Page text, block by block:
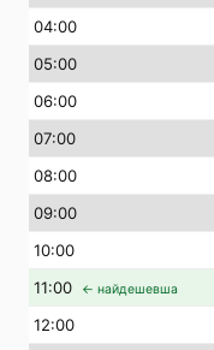
04:00
05:00
06:00
07:00
08:00
09:00
10:00
11:00 ← найдешевша
12:00